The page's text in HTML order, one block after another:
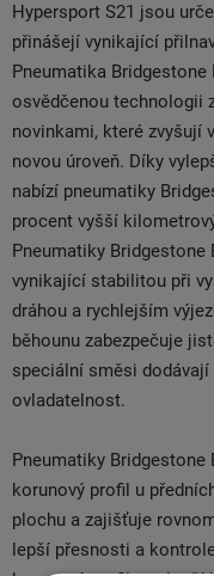
Hypersport S21 jsou
přinášejí vynikající
Pneumatika
osvědčenou technologii
novinkami, které zvyšují
novou úroveň. Díky
nabízí pneumatiky
procent vyšší
Pneumatiky Bridgestone
vynikající stabilitou při
dráhou a rychlejším
běhounu zabezpečuje
speciální směsi
ovladatelnost.
Pneumatiky
korunový profil u
plochu a zajišťuje
lepší přesnosti a